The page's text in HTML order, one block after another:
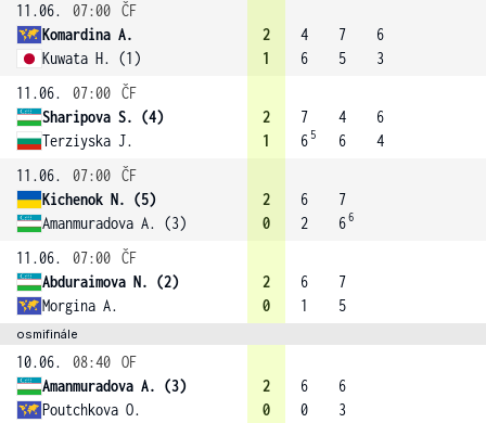
11.06. 07:00 ČF
Komardina A.
Kuwata H. (1)
2
1
4
6
7
5
6
3
11.06.
07:00 ČF
Sharipova S. (4)
Terziyska J.
2
1
7
6 5
4
6
6
4
11.06.
07:00 ČF
Kichenok N. (5)
Amanmuradova A. (3)
2
0
6
2
7
66
11.06. 07:00 ČF
Abduraimova N. (2)
Morgina A.
2
0
6
1
7
5
osmifinále
10.06. 08:40 OF
Amanmuradova A. (3)
Poutchkova O.
2
0
6
0
6
3